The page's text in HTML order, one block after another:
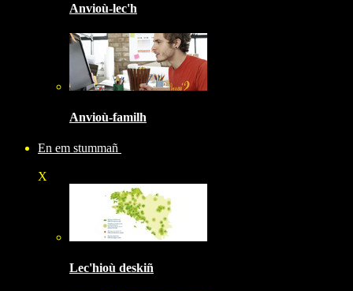
Anvioù-lec'h
Anvioù-familh
En em stummañ
X
Lec'hioù deskiñ